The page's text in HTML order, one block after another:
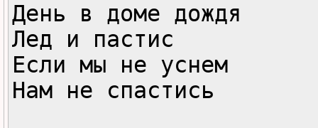
День в доме дождя
Лед и пастис
Если мы не уснем
Нам не спастись